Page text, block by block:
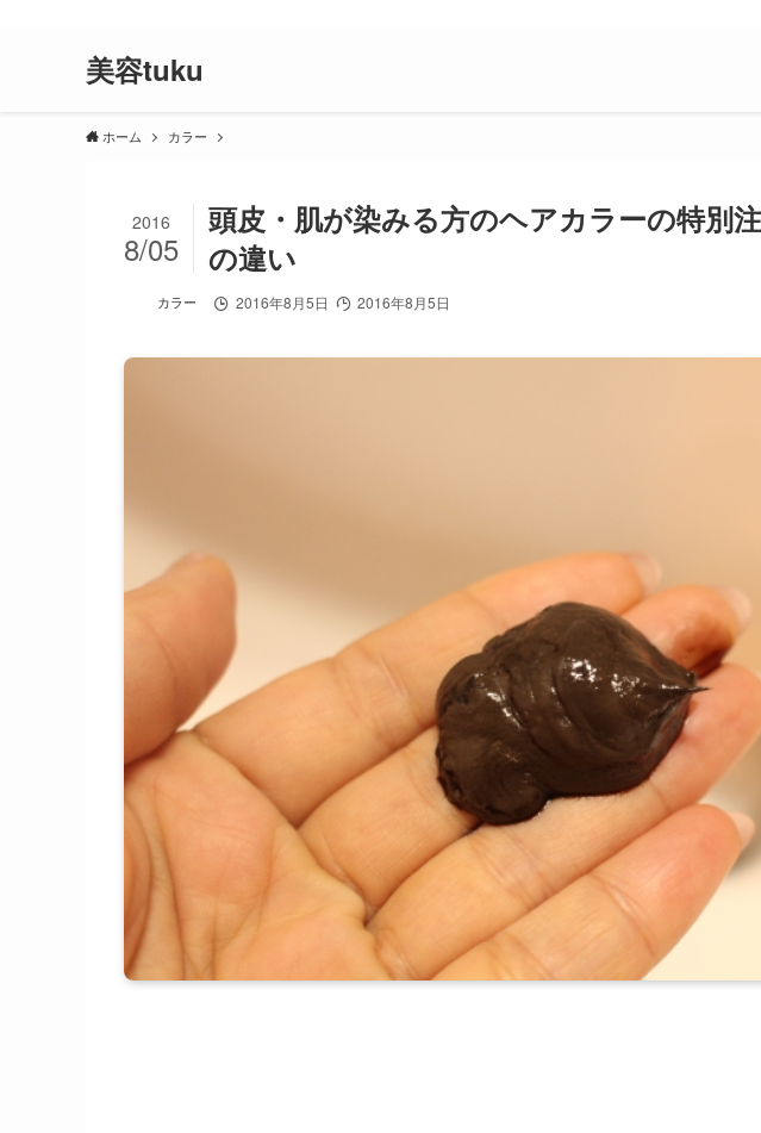
美容tuku
ホーム カラー
頭皮・肌が染みる方のヘアカラーの特別
の違い
2016
8/05
カラー 2016年8月5日 2016年8月5日